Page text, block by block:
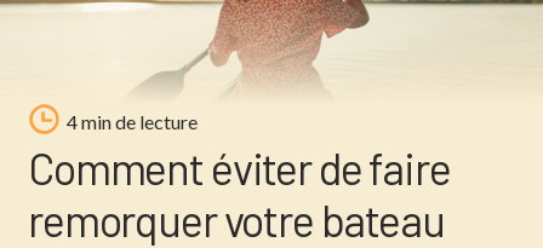
4 min de lecture
Comment éviter de faire
remorquer votre bateau